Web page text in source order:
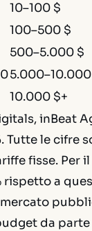
10–100 $
100–500 $
500–5.000 $
10.000 $+
inBeat
le cifre
fisse. Per
rispetto a
da